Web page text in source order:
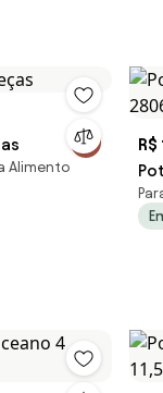
Alimento
R$